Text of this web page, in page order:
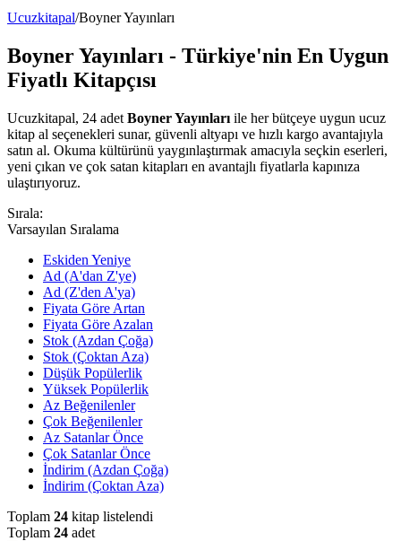
Ucuzkitapal/Boyner Yayınları
Boyner Yayınları - Türkiye'nin En Uygun
Fiyatlı Kitapçısı
Ucuzkitapal, 24 adet Boyner Yayınları ile her bütçeye uygun ucuz
kitap al seçenekleri sunar, güvenli altyapı ve hızlı kargo avantajıyla
satın al. Okuma kültürünü yaygınlaştırmak amacıyla seçkin eserleri,
yeni çıkan ve çok satan kitapları en avantajlı fiyatlarla kapınıza
ulaştırıyoruz.
Sırala:
Varsayılan Sıralama
Eskiden Yeniye
Ad (A'dan Z'ye)
Ad (Z'den A'ya)
Fiyata Göre Artan
Fiyata Göre Azalan
Stok (Azdan Çoğa)
Stok (Çoktan Aza)
Düşük Popülerlik
Yüksek Popülerlik
Az Beğenilenler
Çok Beğenilenler
Az Satanlar Önce
Çok Satanlar Önce
İndirim (Azdan Çoğa)
İndirim (Çoktan Aza)
Toplam 24 kitap listelendi
Toplam 24 adet